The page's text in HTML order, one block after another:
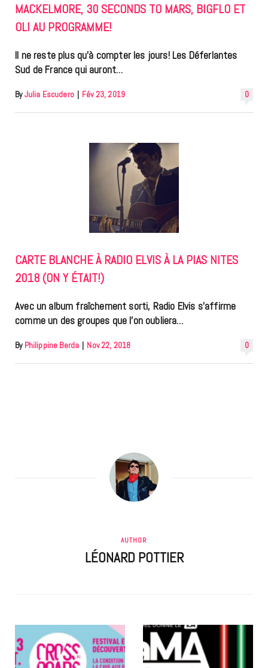
MACKELMORE, 30 SECONDS TO MARS, BIGFLO ET
OLI AU PROGRAMME!
Il ne reste plus qu’à compter les jours! Les Déferlantes
Sud de France qui auront…
0
By Julia Escudero Fév 23, 2019
CARTE BLANCHE À RADIO ELVIS À LA PIAS NITES
2018 (ON Y ÉTAIT!)
Avec un album fraîchement sorti, Radio Elvis s’affirme
comme un des groupes que l’on oubliera…
0
By Philippine Berda Nov 22, 2018
AUTHOR
LÉONARD POTTIER